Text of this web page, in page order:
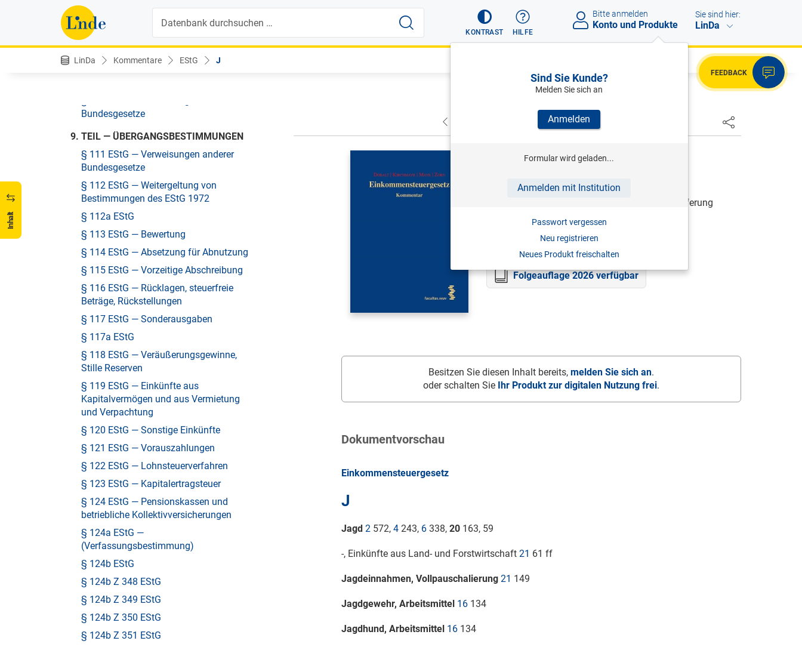
KONTRAST HILFE
Bitte anmelden
Konto und Produkte
Sind Sie Kunde?
Melden Sie sich an
Anmelden
Formular wird geladen...
Anmelden mit Institution
Passwort vergessen
Neu registrieren
Neues Produkt freischalten
Sie sind hier:
LinDa
LinDa Kommentare EStG J
FEEDBACK
Inhalt
Erstattungsbeträgen
§ 109a EStG —
[Verordnungsermächtigung über
Mitteilungspflichten]
Bundesgesetze
9. TEIL — ÜBERGANGSBESTIMMUNGEN
§ 111 EStG — Verweisungen anderer
Bundesgesetze
§ 112 EStG — Weitergeltung von
Bestimmungen des EStG 1972
§ 112a EStG
§ 113 EStG — Bewertung
§ 114 EStG — Absetzung für Abnutzung
§ 115 EStG — Vorzeitige Abschreibung
§ 116 EStG — Rücklagen, steuerfreie
Beträge, Rückstellungen
§ 117 EStG — Sonderausgaben
§ 117a EStG
§ 118 EStG — Veräußerungsgewinne,
Stille Reserven
§ 119 EStG — Einkünfte aus
Kapitalvermögen und aus Vermietung
und Verpachtung
§ 120 EStG — Sonstige Einkünfte
§ 121 EStG — Vorauszahlungen
§ 122 EStG — Lohnsteuerverfahren
§ 123 EStG — Kapitalertragsteuer
§ 124 EStG — Pensionskassen und
betriebliche Kollektivversicherungen
§ 124a EStG —
(Verfassungsbestimmung)
§ 124b EStG
§ 124b Z 348 EStG
§ 124b Z 349 EStG
§ 124b Z 350 EStG
§ 124b Z 351 EStG
NÄCHSTER
DORALT/KIRCHMAYR/MAYR/ZORN (HRSG.)
Kommentar | Grundwerk inkl. 25. Ergänzungslieferung
978-3-85114-861-9
Folgeauflage 2026 verfügbar
Besitzen Sie diesen Inhalt bereits, melden Sie sich an.
oder schalten Sie
Ihr Produkt zur digitalen Nutzung frei.
Dokumentvorschau
Einkommensteuergesetz
J
Jagd 2 572, 4 243, 6 338, 20 163, 59
-, Einkünfte aus Land- und Forstwirtschaft 21 61 ff
Jagdeinnahmen, Vollpauschalierung 21 149
Jagdgewehr, Arbeitsmittel 16 134
Jagdhund, Arbeitsmittel 16 134